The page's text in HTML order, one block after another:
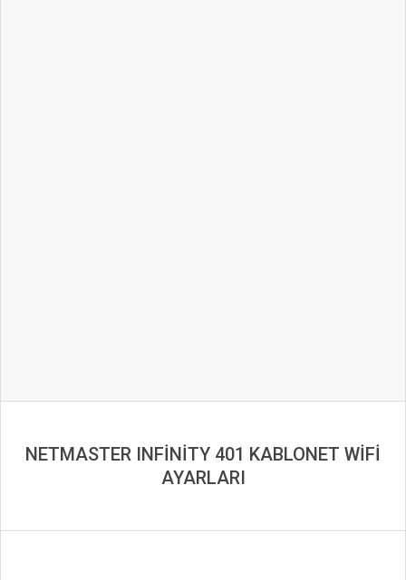
NETMASTER INFİNİTY 401 KABLONET WİFİ
AYARLARI